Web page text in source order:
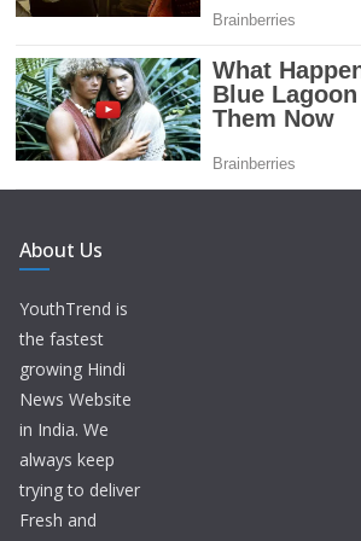
About Us
YouthTrend is
the fastest
growing Hindi
News Website
in India. We
always keep
trying to deliver
Fresh and